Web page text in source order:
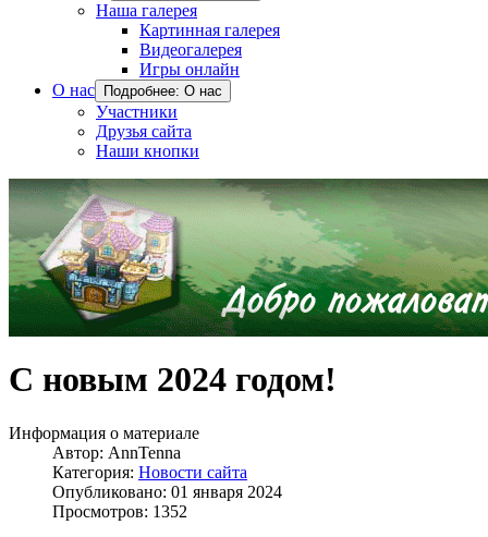
Наша галерея
Картинная галерея
Видеогалерея
Игры онлайн
О нас
Подробнее: О нас
Участники
Друзья сайта
Наши кнопки
С новым 2024 годом!
Информация о материале
Автор: AnnTenna
Категория: Новости сайта
Опубликовано: 01 января 2024
Просмотров: 1352